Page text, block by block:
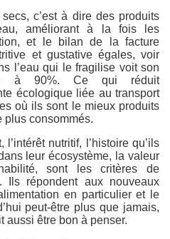
c’est à dire des produits
améliorant à la fois les
et le bilan de la facture
et gustative égales, voir
l’eau qui le fragilise voit son
à 90%. Ce qui réduit
écologique liée au transport
où ils sont le mieux produits
plus consommés.
l’intérêt nutritif, l’histoire qu’ils
leur écosystème, la valeur
sont les critères de
Ils répondent aux nouveaux
en particulier et le
peut-être plus que jamais,
aussi être bon à penser.